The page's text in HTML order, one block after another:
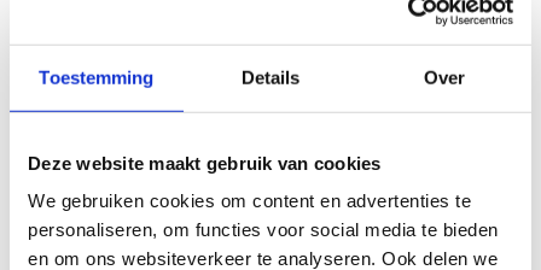
Toestemming Details Over
Deze website maakt gebruik van cookies
We gebruiken cookies om content en advertenties te
personaliseren, om functies voor social media te bieden
en om ons websiteverkeer te analyseren. Ook delen we
ticket bij kassa
€6,00 per persoon*
*(incl. toegang ijsbaan, huur schaatsen, gebruik
Registreer je enkele dagen op voorhand
online viaons platformals G-sporter